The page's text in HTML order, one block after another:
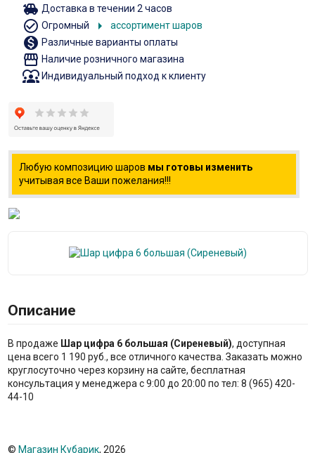
toys Доставка в течении 2 часов
check_circle_outline Огромный arrow_right ассортимент шаров
monetization_on Различные варианты оплаты
storefront Наличие розничного магазина
diversity_1Индивидуальный подход к клиенту
Любую композицию шаров мы готовы изменить
учитывая все Ваши пожелания!!!
Описание
В продаже Шар цифра 6 большая (Сиреневый), доступная
цена всего 1 190 руб., все отличного качества. Заказать можно
круглосуточно через корзину на сайте, бесплатная
консультация у менеджера с 9:00 до 20:00 по тел: 8 (965) 420-
44-10
© Магазин Кубарик, 2026